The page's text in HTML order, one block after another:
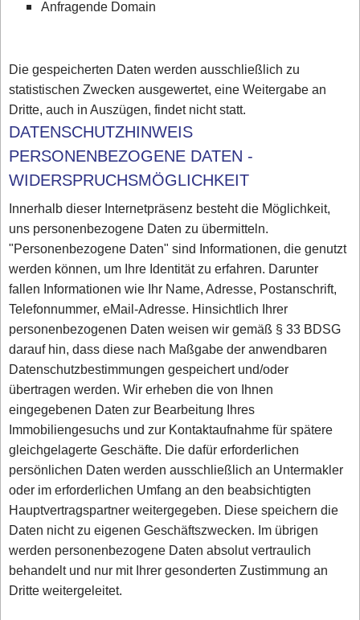
Anfragende Domain
Die gespeicherten Daten werden ausschließlich zu
statistischen Zwecken ausgewertet, eine Weitergabe an
Dritte, auch in Auszügen, findet nicht statt.
DATENSCHUTZHINWEIS
PERSONENBEZOGENE DATEN -
WIDERSPRUCHSMÖGLICHKEIT
Innerhalb dieser Internetpräsenz besteht die Möglichkeit,
uns personenbezogene Daten zu übermitteln.
"Personenbezogene Daten" sind Informationen, die genutzt
werden können, um Ihre Identität zu erfahren. Darunter
fallen Informationen wie Ihr Name, Adresse, Postanschrift,
Telefonnummer, eMail-Adresse. Hinsichtlich Ihrer
personenbezogenen Daten weisen wir gemäß § 33 BDSG
darauf hin, dass diese nach Maßgabe der anwendbaren
Datenschutzbestimmungen gespeichert und/oder
übertragen werden. Wir erheben die von Ihnen
eingegebenen Daten zur Bearbeitung Ihres
Immobiliengesuchs und zur Kontaktaufnahme für spätere
gleichgelagerte Geschäfte. Die dafür erforderlichen
persönlichen Daten werden ausschließlich an Untermakler
oder im erforderlichen Umfang an den beabsichtigten
Hauptvertragspartner weitergegeben. Diese speichern die
Daten nicht zu eigenen Geschäftszwecken. Im übrigen
werden personenbezogene Daten absolut vertraulich
behandelt und nur mit Ihrer gesonderten Zustimmung an
Dritte weitergeleitet.